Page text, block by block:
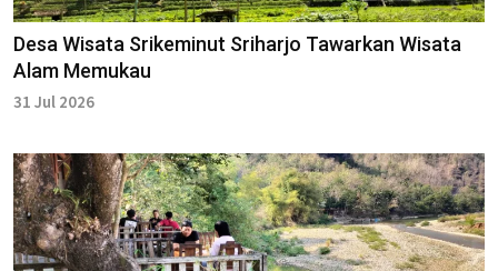
Desa Wisata Srikeminut Sriharjo Tawarkan Wisata
Alam Memukau
31 Jul 2026